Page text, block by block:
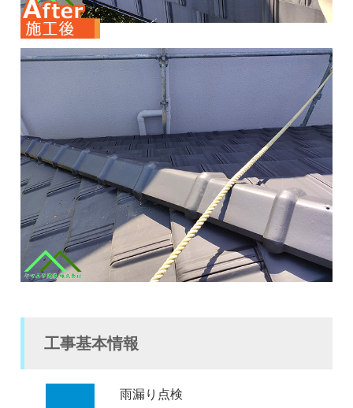
工事基本情報
雨漏り点検